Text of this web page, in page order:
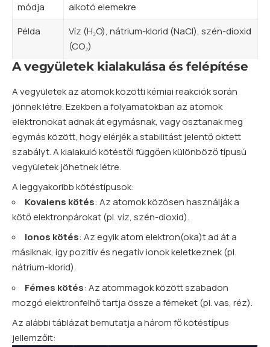
módja
alkotó elemekre
Példa
Víz (H₂O), nátrium-klorid (NaCl), szén-dioxid
(CO₂)
A vegyületek kialakulása és felépítése
A vegyületek az atomok közötti kémiai reakciók során
jönnek létre. Ezekben a folyamatokban az atomok
elektronokat adnak át egymásnak, vagy osztanak meg
egymás között, hogy elérjék a stabilitást jelentő oktett
szabályt. A kialakuló kötéstől függően különböző típusú
vegyületek jöhetnek létre.
A leggyakoribb kötéstípusok:
Kovalens kötés: Az atomok közösen használják a
kötő elektronpárokat (pl. víz, szén-dioxid).
Ionos kötés: Az egyikatomelektron(oka)t ad át a
másiknak, így pozitív és negatív ionok keletkeznek (pl.
nátrium-klorid).
Fémes kötés: Az atommagok között szabadon
mozgó elektronfelhő tartja össze a fémeket (pl. vas, réz).
Az alábbi táblázat bemutatja a három fő kötéstípus
jellemzőit: